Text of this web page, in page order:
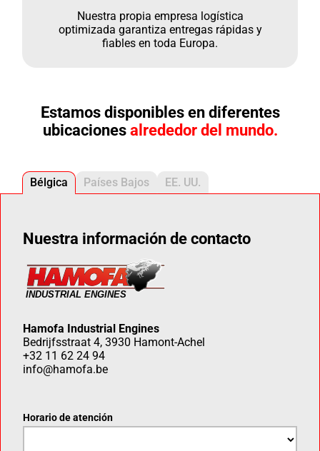
Nuestra propia empresa logística
optimizada garantiza entregas rápidas y
fiables en toda Europa.
Estamos disponibles en diferentes
ubicaciones alrededor del mundo.
Bélgica Países Bajos EE. UU.
Nuestra información de contacto
Hamofa Industrial Engines
Bedrijfsstraat 4, 3930 Hamont-Achel
+32 11 62 24 94
info@hamofa.be
Horario de atención